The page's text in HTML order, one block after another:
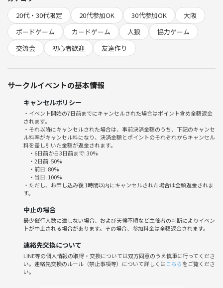
②パンデミック
③ウィングスパン
④スコットランドヤード
・ドミニオン
も持っていきます！
途中参加、途中退室OKです！！
参加費1000円（つなげーと500+当日500円）
＋初めての方はつなげーと参加手数料500円です！
「気軽に来て一緒に楽しみましょう♪」
☆お友達紹介キャンペーン中☆
お友達を連れてきた方とそのお友達全員の参加費を500円引させていた
だきます！
例 1人の友達と参加した場合2人とも1000円→500円
⭐︎こんな人にオススメ⭐︎
20代・30代限定
20代参加OK 30代参加OK
大阪
ボードゲーム
カードゲーム 人狼
協力ゲーム
交流会
初心者歓迎 友達作り
サークルイベントの基本情報
キャンセルポリシー
・イベント開始の7日前までにキャンセルされた場合はポイント含め全額返金
されます。
・それ以降にキャンセルされた場合は、事前決済金額のうち、下記のキャンセ
ル料率がキャンセル料になり、決済金額とポイントのそれぞれからキャンセル
料を差し引いた金額が返金されます。
・6日前から3日前まで: 30%
・2日前: 50%
・前日: 80%
・当日: 100%
・ただし、お申し込み後 1時間以内にキャンセルされた場合は全額返金されま
す。
中止の場合
最少催行人数に達しない場合、および天候不順など主催者の判断によりイベン
トが中止される場合があります。その場合、参加料金は全額返金されます。
連絡先交換について
LINE等の個人情報の取得・交換については双方同意のうえ慎重に行ってくださ
い。連絡先交換のルール（禁止事項等）について詳しくはこちらをご覧くださ
い。